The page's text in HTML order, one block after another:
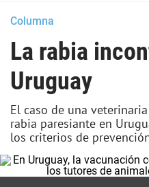
Columna
La rabia
Uruguay
El caso de una
rabia paresiante en
los criterios de